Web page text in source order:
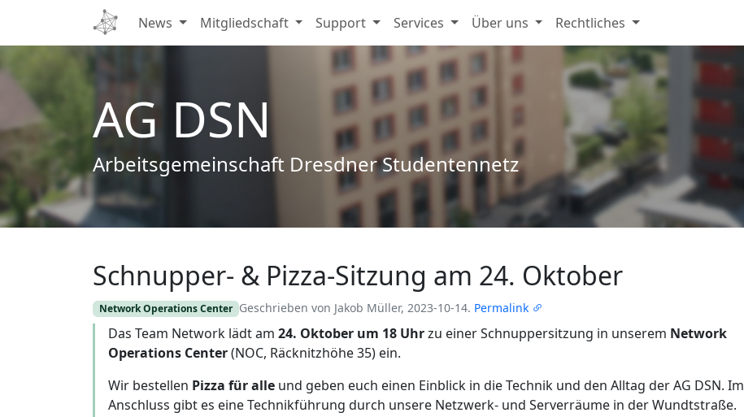
News Mitgliedschaft Support Services Über uns Rechtliches
AG DSN
Arbeitsgemeinschaft Dresdner Studentennetz
Edit
Schnupper- & Pizza-Sitzung am 24. Oktober
Network Operations Center Geschrieben von Jakob Müller, 2023-10-14. Permalink
Das Team Network lädt am 24. Oktober um 18 Uhrzu einer Schnuppersitzung in unserem Network
Operations Center(NOC, Räcknitzhöhe 35) ein.
Wir bestellen Pizza für alle und geben euch einen Einblick in die Technik und den Alltag der AG DSN. Im
Anschluss gibt es eine Technikführung durch unsere Netzwerk- und Serverräume in der Wundtstraße.